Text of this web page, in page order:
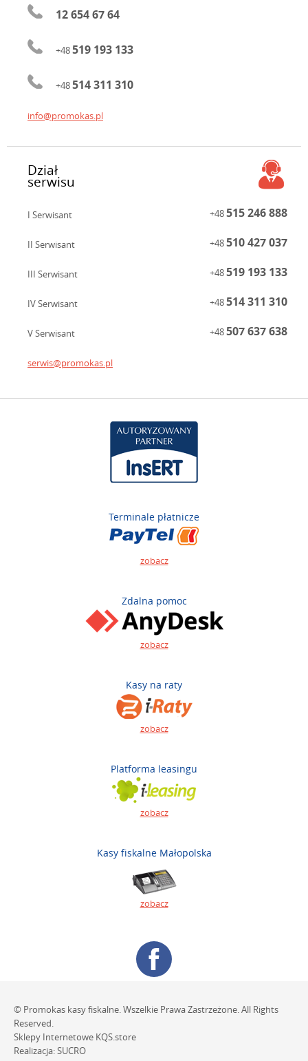
12 654 67 64
+48519 193 133
+48514 311 310
info@promokas.pl
Dział
serwisu
I Serwisant +48515 246 888
II Serwisant +48510 427 037
III Serwisant +48519 193 133
IV Serwisant +48514 311 310
V Serwisant +48507 637 638
serwis@promokas.pl
Terminale płatnicze
zobacz
Zdalna pomoc
zobacz
Kasy na raty
zobacz
Platforma leasingu
zobacz
Kasy fiskalne Małopolska
zobacz
© Promokas kasy fiskalne. Wszelkie Prawa Zastrzeżone. All Rights
Reserved.
Sklepy Internetowe KQS.store
Realizacja:SUCRO